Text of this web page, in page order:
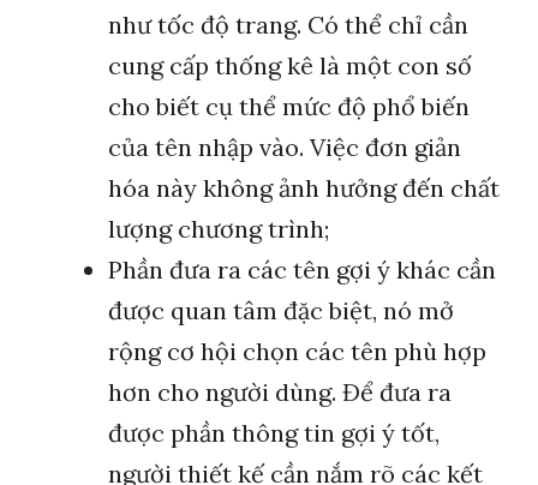
như tốc độ trang. Có thể chỉ cần
cung cấp thống kê là một con số
cho biết cụ thể mức độ phổ biến
của tên nhập vào. Việc đơn giản
hóa này không ảnh hưởng đến chất
lượng chương trình;
Phần đưa ra các tên gợi ý khác cần
được quan tâm đặc biệt, nó mở
rộng cơ hội chọn các tên phù hợp
hơn cho người dùng. Để đưa ra
được phần thông tin gợi ý tốt,
người thiết kế cần nắm rõ các kết